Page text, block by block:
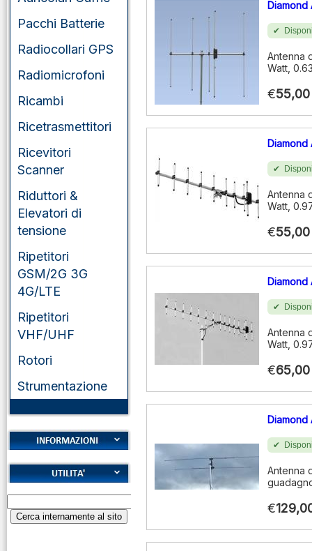
Pacchi Batterie
Radiocollari GPS
Radiomicrofoni
Ricambi
Ricetrasmettitori
Ricevitori
Scanner
Riduttori &
Elevatori di
tensione
Ripetitori
GSM/2G 3G
4G/LTE
Ripetitori
VHF/UHF
Rotori
Strumentazione
Cookies
Diritto di recesso
Garanzie
Alfabeto Fonetico
ICAO
Diamond
Antenna
Watt,
€55,00
Diamond
Antenna
Watt,
€55,00
Diamond
Antenna
Watt,
€65,00
Diamond
Antenna
€